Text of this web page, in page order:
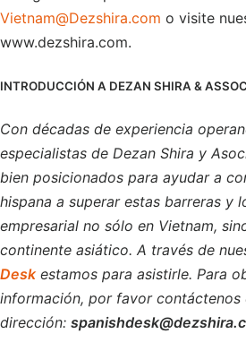
Vietnam@Dezshira.com o visite
www.dezshira.com.
INTRODUCCIÓN A DEZAN SHIRA &
Con décadas de experiencia
especialistas de Dezan Shira y
bien posicionados para ayudar a
hispana a superar estas barreras y
empresarial no sólo en Vietnam,
continente asiático. A través de
Deskestamos para asistirle. Para
información, por favor contáctenos
dirección: